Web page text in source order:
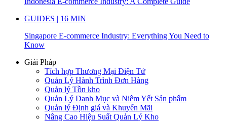
GUIDES | 16 MIN
Singapore E-commerce Industry: Everything You Need to
Know
Giải Pháp
Tích hợp Thương Mại Điện Tử
Quản Lý Hành Trình Đơn Hàng
Quản lý Tồn kho
Quản Lý Danh Mục và Niêm Yết Sản phẩm
Quản lý Định giá và Khuyến Mãi
Nâng Cao Hiệu Suất Quản Lý Kho